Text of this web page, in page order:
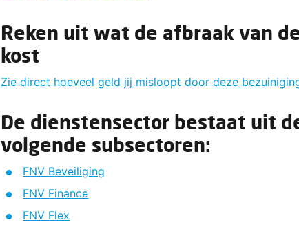
Reken uit wat de afbraak van
kost
Zie direct hoeveel geld jij misloopt door deze
De dienstensector bestaat uit
volgende subsectoren:
FNV Beveiliging
FNV Finance
FNV Flex